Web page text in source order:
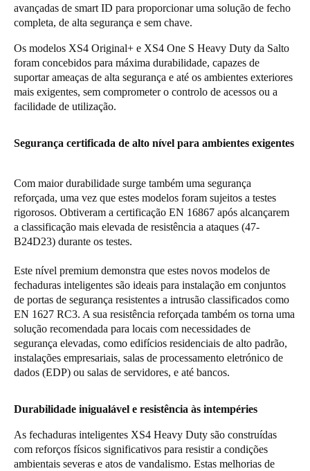
Portugal
Português
Italy
Italiano
Russian
Poland
Polski
Czech Republic
Denmark
DanskereEnglish
Sweden
SvenskaEnglish
NorskEnglish
Finland
FinnishEnglish
avançadas de smart ID para proporcionar uma solução de fecho
completa, de alta segurança e sem chave.
Os modelos XS4 Original+ e XS4 One S Heavy Duty da Salto
foram concebidos para máxima durabilidade, capazes de
suportar ameaças de alta segurança e até os ambientes exteriores
mais exigentes, sem comprometer o controlo de acessos ou a
facilidade de utilização.
Segurança certificada de alto nível para ambientes exigentes
Com maior durabilidade surge também uma segurança
reforçada, uma vez que estes modelos foram sujeitos a testes
rigorosos. Obtiveram a certificação EN 16867 após alcançarem
a classificação mais elevada de resistência a ataques (47-
B24D23) durante os testes.
Este nível premium demonstra que estes novos modelos de
fechaduras inteligentes são ideais para instalação em conjuntos
de portas de segurança resistentes a intrusão classificados como
EN 1627 RC3. A sua resistência reforçada também os torna uma
solução recomendada para locais com necessidades de
segurança elevadas, como edifícios residenciais de alto padrão,
instalações empresariais, salas de processamento eletrónico de
dados (EDP) ou salas de servidores, e até bancos.
Durabilidade inigualável e resistência às intempéries
As fechaduras inteligentes XS4 Heavy Duty são construídas
com reforços físicos significativos para resistir a condições
ambientais severas e atos de vandalismo. Estas melhorias de